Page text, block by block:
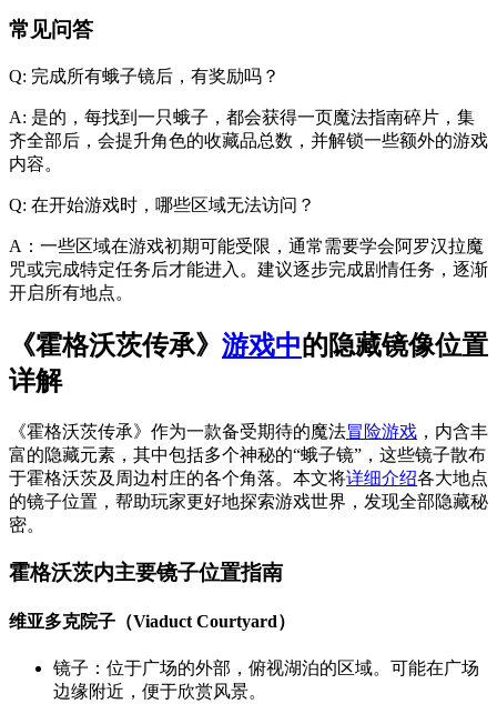
常见问答
Q: 完成所有蛾子镜后，有奖励吗？
A: 是的，每找到一只蛾子，都会获得一页魔法指南碎片，集
齐全部后，会提升角色的收藏品总数，并解锁一些额外的游戏
内容。
Q: 在开始游戏时，哪些区域无法访问？
A：一些区域在游戏初期可能受限，通常需要学会阿罗汉拉魔
咒或完成特定任务后才能进入。建议逐步完成剧情任务，逐渐
开启所有地点。
《霍格沃茨传承》 游戏中的隐藏镜像位置
详解
《霍格沃茨传承》作为一款备受期待的魔法冒险游戏 ，内含丰
富的隐藏元素，其中包括多个神秘的“蛾子镜”，这些镜子散布
于霍格沃茨及周边村庄的各个角落。本文将详细介绍各大地点
的镜子位置，帮助玩家更好地探索游戏世界，发现全部隐藏秘
密。
霍格沃茨内主要镜子位置指南
维亚多克院子（Viaduct Courtyard）
镜子：位于广场的外部，俯视湖泊的区域。可能在广场
边缘附近，便于欣赏风景。